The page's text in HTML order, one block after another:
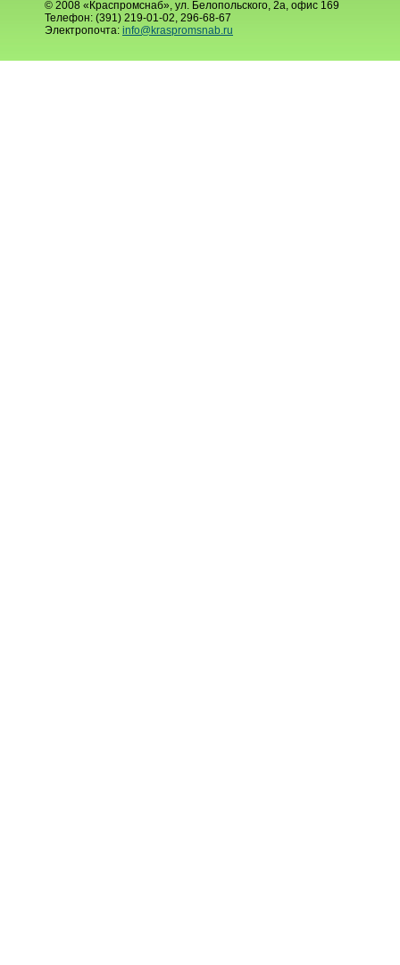
© 2008 «Краспромснаб», ул. Белопольского, 2а, офис 169
Телефон: (391) 219-01-02, 296-68-67
Электропочта: info@kraspromsnab.ru